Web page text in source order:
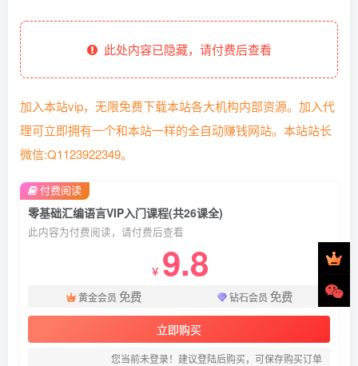
此处内容已隐藏，请付费后查看
加入本站vip，无限免费下载本站各大机构内部资源。加入代
理可立即拥有一个和本站一样的全自动赚钱网站。本站站长
微信:Q1123922349。
零基础汇编语言VIP入门课程(共26课全)
此内容为付费阅读，请付费后查看
￥ 9.8
黄金会员 免费 钻石会员 免费
立即购买
您当前未登录！建议登陆后购买，可保存购买订单
付费阅读